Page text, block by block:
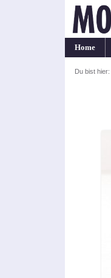
Home
Du bist hier: